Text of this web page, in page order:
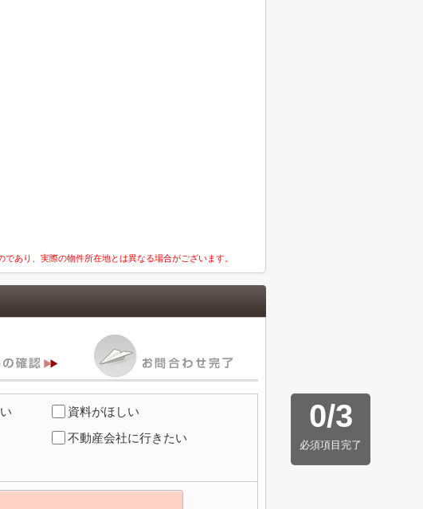
あり、実際の物件所在地とは異なる場合がございます。
0/3
必須項目完了
資料がほしい
不動産会社に行きたい